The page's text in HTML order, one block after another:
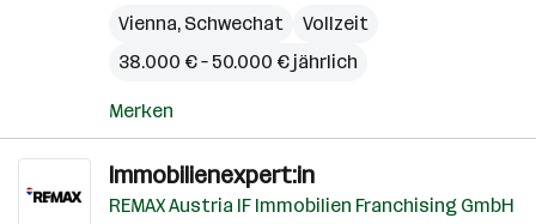
Vienna, Schwechat
Vollzeit
38.000 € – 50.000 € jährlich
Merken
Immobilienexpert:in
REMAX Austria IF Immobilien Franchising GmbH